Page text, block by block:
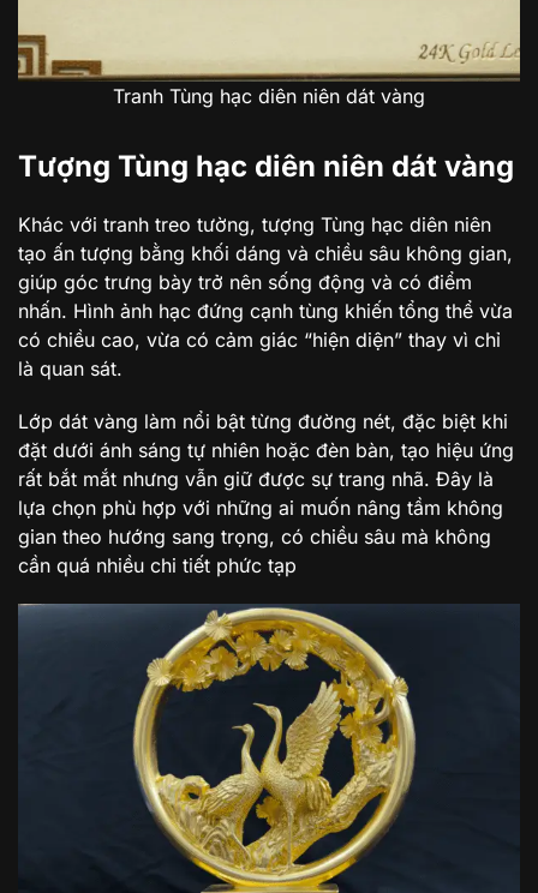
Tranh Tùng hạc diên niên dát vàng
Tượng Tùng hạc diên niên dát vàng
Khác với tranh treo tường, tượng Tùng hạc diên niên
tạo ấn tượng bằng khối dáng và chiều sâu không gian,
giúp góc trưng bày trở nên sống động và có điểm
nhấn. Hình ảnh hạc đứng cạnh tùng khiến tổng thể vừa
có chiều cao, vừa có cảm giác “hiện diện” thay vì chỉ
là quan sát.
Lớp dát vàng làm nổi bật từng đường nét, đặc biệt khi
đặt dưới ánh sáng tự nhiên hoặc đèn bàn, tạo hiệu ứng
rất bắt mắt nhưng vẫn giữ được sự trang nhã. Đây là
lựa chọn phù hợp với những ai muốn nâng tầm không
gian theo hướng sang trọng, có chiều sâu mà không
cần quá nhiều chi tiết phức tạp